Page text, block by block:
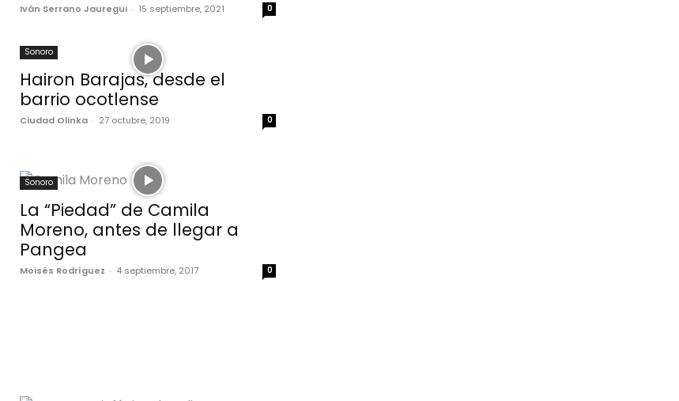
Iván Serrano Jauregui - 15 septiembre, 2021 0
Sonoro
Hairon Barajas, desde el
barrio ocotlense
Ciudad Olinka - 27 octubre, 2019 0
Sonoro
La “Piedad” de Camila
Moreno, antes de llegar a
Pangea
Moisés Rodríguez - 4 septiembre, 2017 0